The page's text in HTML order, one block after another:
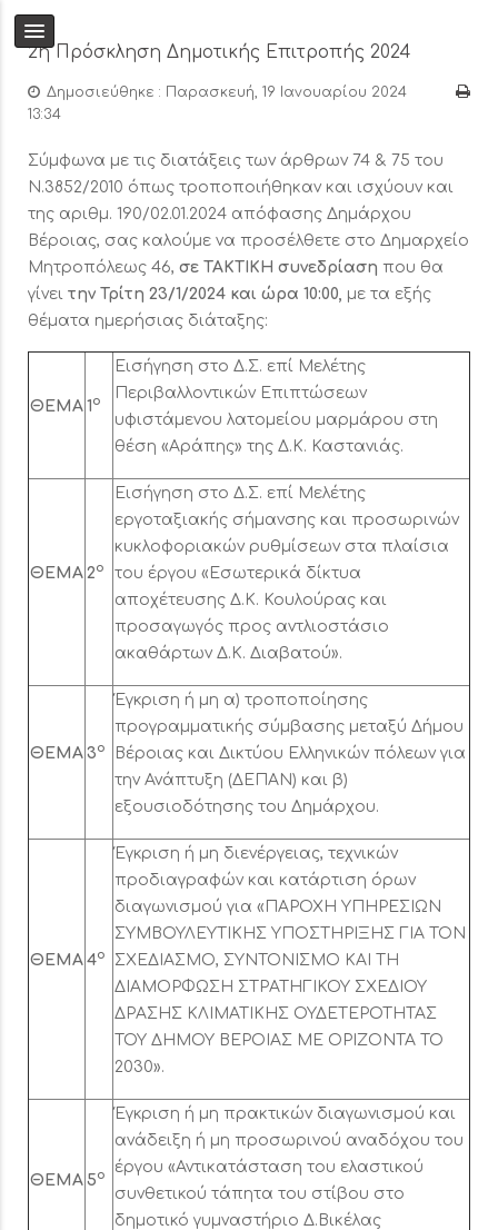
2η Πρόσκληση Δημοτικής Επιτροπής 2024
Δημοσιεύθηκε : Παρασκευή, 19 Ιανουαρίου 2024
13:34
Σύμφωνα με τις διατάξεις των άρθρων 74 & 75 του
Ν.3852/2010 όπως τροποποιήθηκαν και ισχύουν και
της αριθμ. 190/02.01.2024 απόφασης Δημάρχου
Βέροιας, σας καλούμε να προσέλθετε στο Δημαρχείο
Μητροπόλεως 46, σε ΤΑΚΤΙΚΗ συνεδρίαση που θα
γίνει την Τρίτη 23/1/2024 και ώρα 10:00, με τα εξής
θέματα ημερήσιας διάταξης:
ΘΕΜΑ 1 ο
Εισήγηση στο Δ.Σ. επί Μελέτης
Περιβαλλοντικών Επιπτώσεων
υφιστάμενου λατομείου μαρμάρου στη
θέση «Αράπης» της Δ.Κ. Καστανιάς.
ΘΕΜΑ 2ο
Εισήγηση στο Δ.Σ. επί Μελέτης
εργοταξιακής σήμανσης και προσωρινών
κυκλοφοριακών ρυθμίσεων στα πλαίσια
του έργου «Εσωτερικά δίκτυα
αποχέτευσης Δ.Κ. Κουλούρας και
προσαγωγός προς αντλιοστάσιο
ακαθάρτων Δ.Κ. Διαβατού».
ΘΕΜΑ 3ο
Έγκριση ή μη α) τροποποίησης
προγραμματικής σύμβασης μεταξύ Δήμου
Βέροιας και Δικτύου Ελληνικών πόλεων για
την Ανάπτυξη (ΔΕΠΑΝ) και β)
εξουσιοδότησης του Δημάρχου.
ΘΕΜΑ 4ο
Έγκριση ή μη διενέργειας, τεχνικών
προδιαγραφών και κατάρτιση όρων
διαγωνισμού για «ΠΑΡΟΧΗ ΥΠΗΡΕΣΙΩΝ
ΣΥΜΒΟΥΛΕΥΤΙΚΗΣ ΥΠΟΣΤΗΡΙΞΗΣ ΓΙΑ ΤΟΝ
ΣΧΕΔΙΑΣΜΟ, ΣΥΝΤΟΝΙΣΜΟ ΚΑΙ ΤΗ
ΔΙΑΜΟΡΦΩΣΗ ΣΤΡΑΤΗΓΙΚΟΥ ΣΧΕΔΙΟΥ
ΔΡΑΣΗΣ ΚΛΙΜΑΤΙΚΗΣ ΟΥΔΕΤΕΡΟΤΗΤΑΣ
ΤΟΥ ΔΗΜΟΥ ΒΕΡΟΙΑΣ ΜΕ ΟΡΙΖΟΝΤΑ ΤΟ
2030».
ΘΕΜΑ 5ο
Έγκριση ή μη πρακτικών διαγωνισμού και
ανάδειξη ή μη προσωρινού αναδόχου του
έργου «Αντικατάσταση του ελαστικού
συνθετικού τάπητα του στίβου στο
δημοτικό γυμναστήριο Δ.Βικέλας